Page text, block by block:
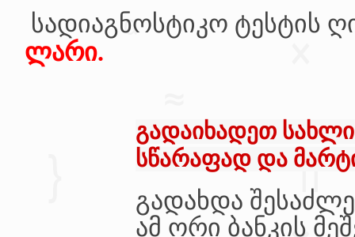
სადიაგნოსტიკო ტესტის
ლარი.
გადაიხადეთ
სწარაფად და
გადახდა
ამ ორი ბანკის